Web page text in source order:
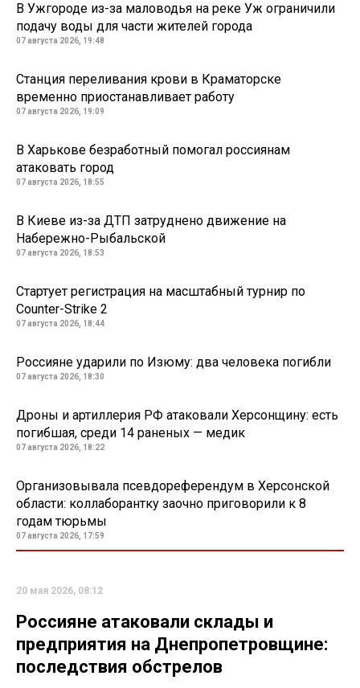
В Ужгороде из-за маловодья на реке Уж ограничили
подачу воды для части жителей города
07 августа 2026, 19:48
Станция переливания крови в Краматорске
временно приостанавливает работу
07 августа 2026, 19:09
В Харькове безработный помогал россиянам
атаковать город
07 августа 2026, 18:55
В Киеве из-за ДТП затруднено движение на
Набережно-Рыбальской
07 августа 2026, 18:53
Стартует регистрация на масштабный турнир по
Counter-Strike 2
07 августа 2026, 18:44
Россияне ударили по Изюму: два человека погибли
07 августа 2026, 18:30
Дроны и артиллерия РФ атаковали Херсонщину: есть
погибшая, среди 14 раненых — медик
07 августа 2026, 18:22
Организовывала псевдореферендум в Херсонской
области: коллаборантку заочно приговорили к 8
годам тюрьмы
07 августа 2026, 17:59
20 мая 2026, 08:12
Россияне атаковали склады и
предприятия на Днепропетровщине:
последствия обстрелов